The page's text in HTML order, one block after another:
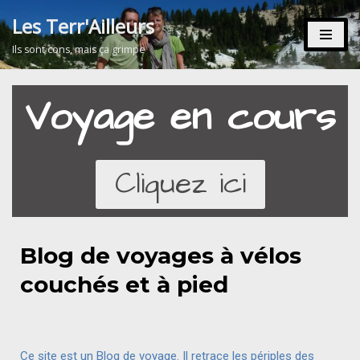
Aller
au
contenu
Les Terr'Ailleurs
Ils sont cons, mais ça grimpe
Voyage en cours
Cliquez ici
Blog de voyages à vélos
couchés et à pied
Ce site est un Blog de voyage. Il retrace les périples des